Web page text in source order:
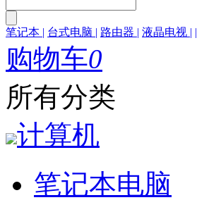
笔记本 | 台式电脑 | 路由器 | 液晶电视 | |
购物车0
所有分类
计算机
笔记本电脑